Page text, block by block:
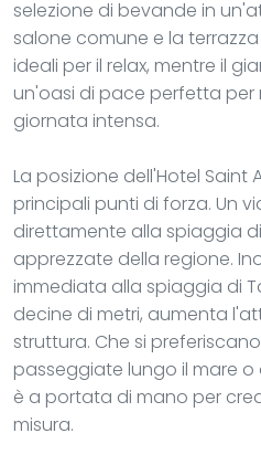
selezione di bevande in
salone comune e la
ideali per il relax, mentre il
un'oasi di pace perfetta per
giornata intensa.
La posizione dell'Hotel Saint
principali punti di forza. Un
direttamente alla spiaggia
apprezzate della regione.
immediata alla spiaggia di
decine di metri, aumenta
struttura. Che si
passeggiate lungo il mare
è a portata di mano per
misura.